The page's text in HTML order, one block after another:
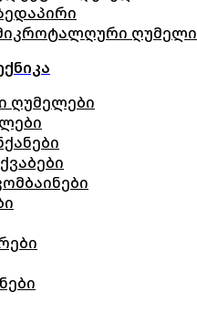
ღუმელი
ღუმელები